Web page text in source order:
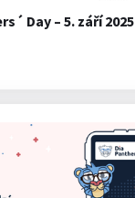
Day – 5. září 2025